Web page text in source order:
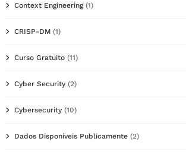
Context Engineering(1)
CRISP-DM (1)
Curso Gratuito (11)
Cyber Security (2)
Cybersecurity (10)
Dados Disponíveis Publicamente (2)